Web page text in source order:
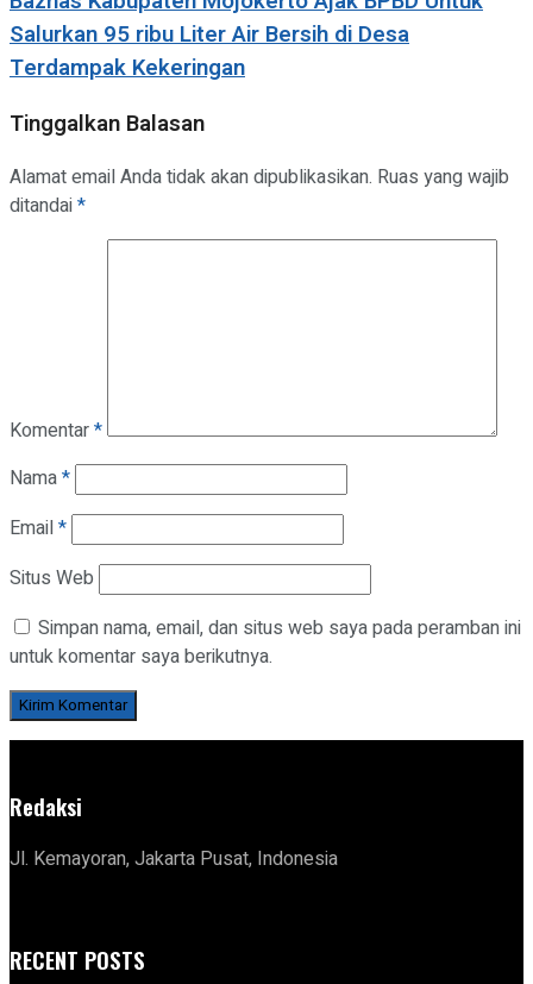
Salurkan 95 ribu Liter Air Bersih di Desa
Terdampak Kekeringan
Tinggalkan Balasan
Alamat email Anda tidak akan dipublikasikan. Ruas yang wajib
ditandai*
Komentar*
Nama*
Email*
Situs Web
Simpan nama, email, dan situs web saya pada peramban ini
untuk komentar saya berikutnya.
Redaksi
Jl. Kemayoran, Jakarta Pusat, Indonesia
RECENT POSTS